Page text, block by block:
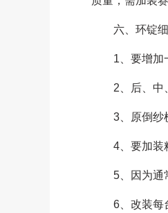
六、环锭细
1、要增加一
2、后、中、
3、原倒纱横
4、要加装粗
5、因为通常
6、改装每台